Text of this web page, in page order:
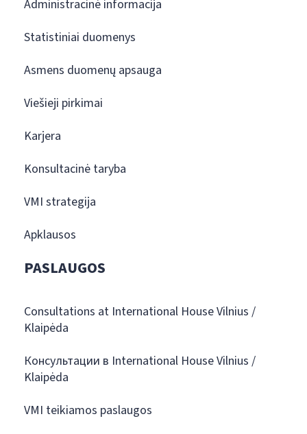
Administracinė informacija
Statistiniai duomenys
Asmens duomenų apsauga
Viešieji pirkimai
Karjera
Konsultacinė taryba
VMI strategija
Apklausos
PASLAUGOS
Consultations at International House Vilnius /
Klaipėda
Консультации в International House Vilnius /
Klaipėda
VMI teikiamos paslaugos